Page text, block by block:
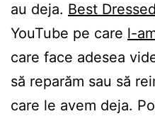
au deja. Best Dressed
YouTube pe care l-
care face adesea
să reparăm sau să
care le avem deja.